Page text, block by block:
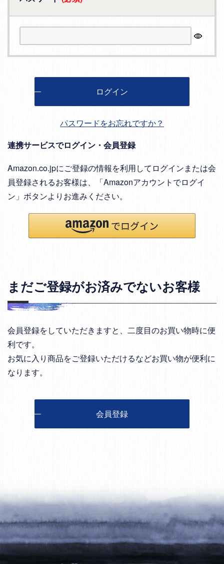
ログイン
パスワードをお忘れですか？
連携サービスでログイン・会員登録
Amazon.co.jpにご登録の情報を利用してログインまたは会
員登録されるお客様は、「Amazonアカウントでログイ
ン」ボタンよりお進みください。
まだご登録がお済みでないお客様
会員登録をしていただきますと、二度目のお買い物時に便
利です。
お気に入り商品をご登録いただけるなどお買い物が便利に
なります。
会員登録